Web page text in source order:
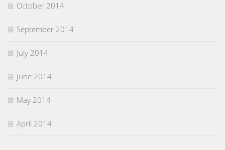
October 2014
September 2014
July 2014
June 2014
May 2014
April 2014